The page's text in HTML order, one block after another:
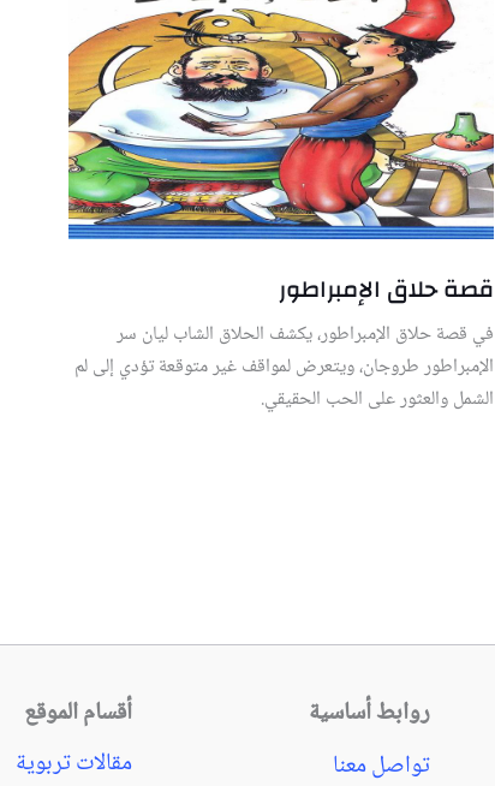
قصة حلاق الإمبراطور
في قصة حلاق الإمبراطور، يكشف الحلاق الشاب ليان سر
الإمبراطور طروجان، ويتعرض لمواقف غير متوقعة تؤدي إلى لم
الشمل والعثور على الحب الحقيقي.
روابط أساسية
تواصل معنا
أقسام الموقع
مقالات تربوية